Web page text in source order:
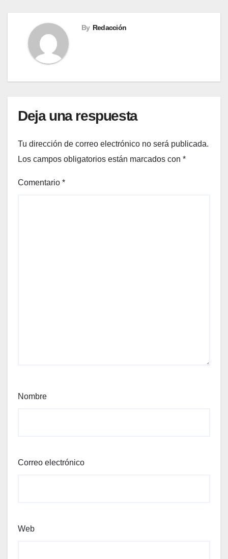
By Redacción
Deja una respuesta
Tu dirección de correo electrónico no será publicada.
Los campos obligatorios están marcados con *
Comentario *
Nombre
Correo electrónico
Web